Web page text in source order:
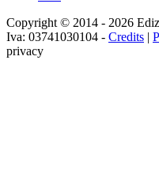
Copyright © 2014 - 2026
Iva: 03741030104 - Credits |
privacy